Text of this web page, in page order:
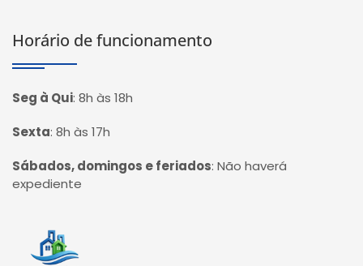
Horário de funcionamento
Seg à Qui: 8h às 18h
Sexta: 8h às 17h
Sábados, domingos e feriados: Não haverá
expediente
Página inicial